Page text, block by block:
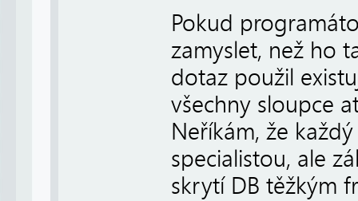
Pokud
zamyslet, než ho
dotaz použil
všechny sloupce
Neříkám, že
specialistou, ale
skrytí DB těžkým